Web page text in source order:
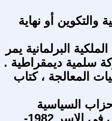
والتكوين أو نهاية
البرلمانية يمر
المعالجة ، كتاب
السياسية
رحلتي في بلاد العمائم مذكراتي في الاسر 1982-